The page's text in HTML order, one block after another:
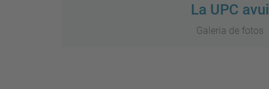
La UPC avui
Galeria de fotos